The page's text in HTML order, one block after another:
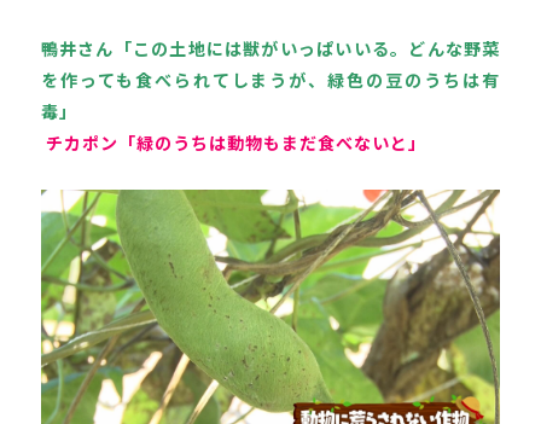
鴨井さん「この土地には獣がいっぱいいる。どんな野菜
を作っても食べられてしまうが、緑色の豆のうちは有
毒」
チカポン「緑のうちは動物もまだ食べないと」